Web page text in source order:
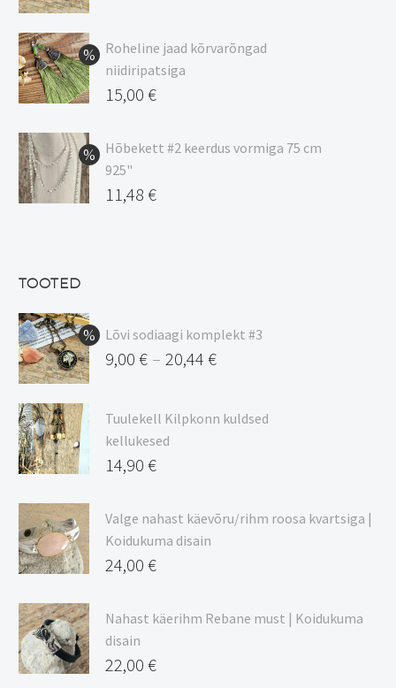
9,00 €
kuni
20,44 €
Roheline jaad kõrvarõngad
niidiripatsiga
Algne
oli:
17,00 €.
15,00 €
hind
on:
15,00 €.
Hõbekett #2 keerdus vormiga 75 cm
925"
Algne
11,48 €
TOOTED
Lõvi sodiaagi komplekt #3
9,00 € – 20,44 €
9,00 €
kuni
20,44 €
Tuulekell Kilpkonn kuldsed
kellukesed
14,90 €
Valge nahast käevõru/rihm roosa kvartsiga |
Koidukuma disain
24,00 €
Nahast käerihm Rebane must | Koidukuma
disain
22,00 €